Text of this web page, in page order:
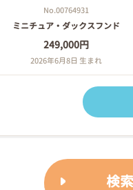
No.00764931
ミニチュア・ダックスフンド
249,000円
2026年6月8日 生まれ
検